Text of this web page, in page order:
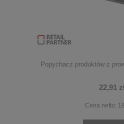
Popychacz produktów z
22,91
Cena netto: